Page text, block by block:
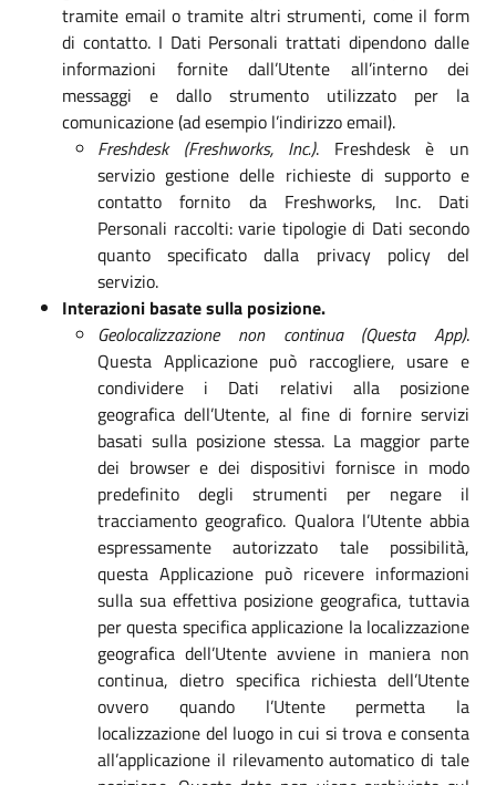
tramite email o tramite altri strumenti, come il form
di contatto. I Dati Personali trattati dipendono dalle
informazioni fornite dall’Utente all’interno dei
messaggi e dallo strumento utilizzato per la
comunicazione (ad esempio l’indirizzo email).
Freshdesk (Freshworks, Inc.). Freshdesk è un
servizio gestione delle richieste di supporto e
contatto fornito da Freshworks, Inc. Dati
Personali raccolti: varie tipologie di Dati secondo
quanto specificato dalla privacy policy del
servizio.
Interazioni basate sulla posizione.
Geolocalizzazione non continua (Questa App).
Questa Applicazione può raccogliere, usare e
condividere i Dati relativi alla posizione
geografica dell’Utente, al fine di fornire servizi
basati sulla posizione stessa. La maggior parte
dei browser e dei dispositivi fornisce in modo
predefinito degli strumenti per negare il
tracciamento geografico. Qualora l’Utente abbia
espressamente autorizzato tale possibilità,
questa Applicazione può ricevere informazioni
sulla sua effettiva posizione geografica, tuttavia
per questa specifica applicazione la localizzazione
geografica dell’Utente avviene in maniera non
continua, dietro specifica richiesta dell’Utente
ovvero quando l’Utente permetta la
localizzazione del luogo in cui si trova e consenta
all’applicazione il rilevamento automatico di tale